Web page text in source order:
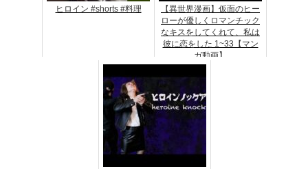
ヒロイン #shorts #料理
【異世界漫画】仮面のヒー
ローが優しくロマンチック
なキスをしてくれて、私は
彼に恋をした 1~33【マン
ガ動画】